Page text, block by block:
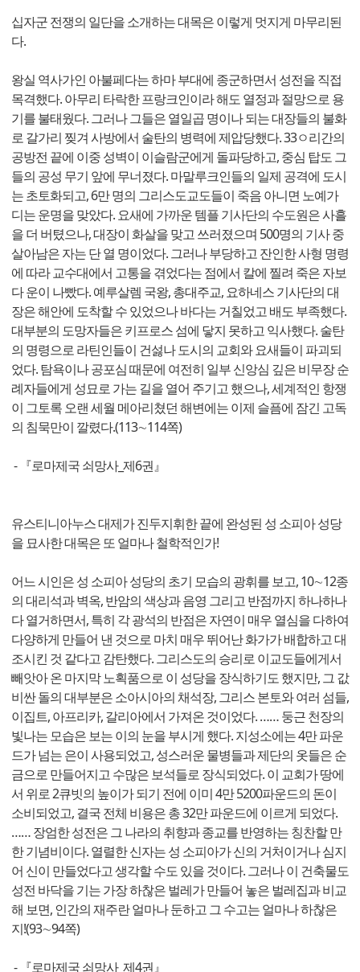
십자군 전쟁의 일단을 소개하는 대목은 이렇게 멋지게 마무리된
다.
왕실 역사가인 아불페다는 하마 부대에 종군하면서 성전을 직접
목격했다. 아무리 타락한 프랑크인이라 해도 열정과 절망으로 용
기를 불태웠다. 그러나 그들은 열일곱 명이나 되는 대장들의 불화
로 갈가리 찢겨 사방에서 술탄의 병력에 제압당했다. 33ㅇ리간의
공방전 끝에 이중 성벽이 이슬람군에게 돌파당하고, 중심 탑도 그
들의 공성 무기 앞에 무너졌다. 마말루크인들의 일제 공격에 도시
는 초토화되고, 6만 명의 그리스도교도들이 죽음 아니면 노예가
디는 운명을 맞았다. 요새에 가까운 템플 기사단의 수도원은 사흘
을 더 버텼으나, 대장이 화살을 맞고 쓰러졌으며 500명의 기사 중
살아남은 자는 단 열 명이었다. 그러나 부당하고 잔인한 사형 명령
에 따라 교수대에서 고통을 겪었다는 점에서 칼에 찔려 죽은 자보
다 운이 나빴다. 예루살렘 국왕, 총대주교, 요하네스 기사단의 대
장은 해안에 도착할 수 있었으나 바다는 거칠었고 배도 부족했다.
대부분의 도망자들은 키프로스 섬에 닿지 못하고 익사했다. 술탄
의 명령으로 라틴인들이 건섫나 도시의 교회와 요새들이 파괴되
었다. 탐욕이나 공포심 때문에 여전히 일부 신앙심 깊은 비무장 순
례자들에게 성묘로 가는 길을 열어 주기고 했으나, 세계적인 항쟁
이 그토록 오랜 세월 메아리쳤던 해변에는 이제 슬픔에 잠긴 고독
의 침묵만이 깔렸다.(113∼114쪽)
- 『로마제국 쇠망사_제6권』
유스티니아누스 대제가 진두지휘한 끝에 완성된 성 소피아 성당
을 묘사한 대목은 또 얼마나 철학적인가!
어느 시인은 성 소피아 성당의 초기 모습의 광휘를 보고, 10∼12종
의 대리석과 벽옥, 반암의 색상과 음영 그리고 반점까지 하나하나
다 열거하면서, 특히 각 광석의 반점은 자연이 매우 열심을 다하여
다양하게 만들어 낸 것으로 마치 매우 뛰어난 화가가 배합하고 대
조시킨 것 같다고 감탄했다. 그리스도의 승리로 이교도들에게서
빼앗아 온 마지막 노획품으로 이 성당을 장식하기도 했지만, 그 값
비싼 돌의 대부분은 소아시아의 채석장, 그리스 본토와 여러 섬들,
이집트, 아프리카, 갈리아에서 가져온 것이었다. …… 둥근 천장의
빛나는 모습은 보는 이의 눈을 부시게 했다. 지성소에는 4만 파운
드가 넘는 은이 사용되었고, 성스러운 물병들과 제단의 옷들은 순
금으로 만들어지고 수많은 보석들로 장식되었다. 이 교회가 땅에
서 위로 2큐빗의 높이가 되기 전에 이미 4만 5200파운드의 돈이
소비되었고, 결국 전체 비용은 총 32만 파운드에 이르게 되었다.
…… 장엄한 성전은 그 나라의 취향과 종교를 반영하는 칭찬할 만
한 기념비이다. 열렬한 신자는 성 소피아가 신의 거처이거나 심지
어 신이 만들었다고 생각할 수도 있을 것이다. 그러나 이 건축물도
성전 바닥을 기는 가장 하찮은 벌레가 만들어 놓은 벌레집과 비교
해 보면, 인간의 재주란 얼마나 둔하고 그 수고는 얼마나 하찮은
지!(93∼94쪽)
- 『로마제국 쇠망사_제4권』